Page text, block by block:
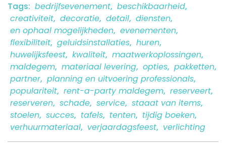
Tags: bedrijfsevenement, beschikbaarheid,
creativiteit, decoratie, detail, diensten,
en ophaal mogelijkheden, evenementen,
flexibiliteit, geluidsinstallaties, huren,
huwelijksfeest, kwaliteit, maatwerkoplossingen,
maldegem, materiaal levering, opties, pakketten,
partner, planning en uitvoering professionals,
populariteit, rent-a-party maldegem, reserveert,
reserveren, schade, service, staaat van items,
stoelen, succes, tafels, tenten, tijdig boeken,
verhuurmateriaal, verjaardagsfeest, verlichting